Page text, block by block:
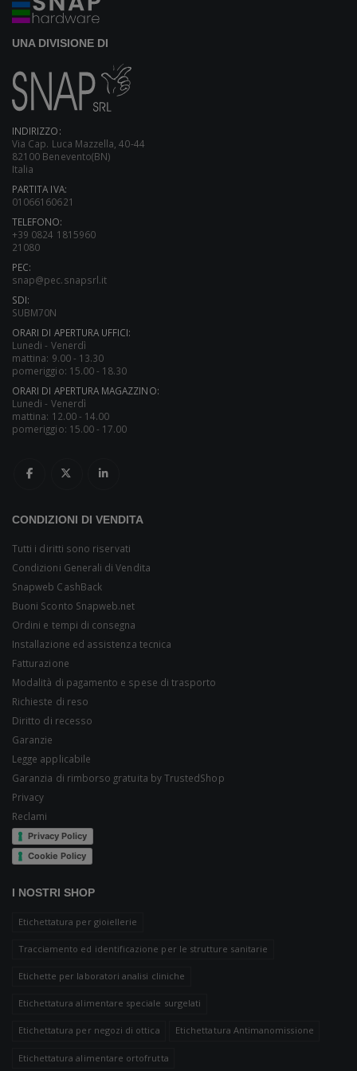
UNA DIVISIONE DI
INDIRIZZO:
Via Cap. Luca Mazzella, 40-44
82100 Benevento(BN)
Italia
PARTITA IVA:
01066160621
TELEFONO:
+39 0824 1815960
21080
PEC:
snap@pec.snapsrl.it
SDI:
SUBM70N
ORARI DI APERTURA UFFICI:
Lunedi - Venerdì
mattina: 9.00 - 13.30
pomeriggio: 15.00 - 18.30
ORARI DI APERTURA MAGAZZINO:
Lunedi - Venerdì
mattina: 12.00 - 14.00
pomeriggio: 15.00 - 17.00
CONDIZIONI DI VENDITA
Tutti i diritti sono riservati
Condizioni Generali di Vendita
Snapweb CashBack
Buoni Sconto Snapweb.net
Ordini e tempi di consegna
Installazione ed assistenza tecnica
Fatturazione
Modalità di pagamento e spese di trasporto
Richieste di reso
Diritto di recesso
Garanzie
Legge applicabile
Garanzia di rimborso gratuita by TrustedShop
Privacy
Reclami
Privacy Policy
Cookie Policy
I NOSTRI SHOP
Etichettatura per gioiellerie
Tracciamento ed identificazione per le strutture sanitarie
Etichette per laboratori analisi cliniche
Etichettatura alimentare speciale surgelati
Etichettatura per negozi di ottica Etichettatura Antimanomissione
Etichettatura alimentare ortofrutta